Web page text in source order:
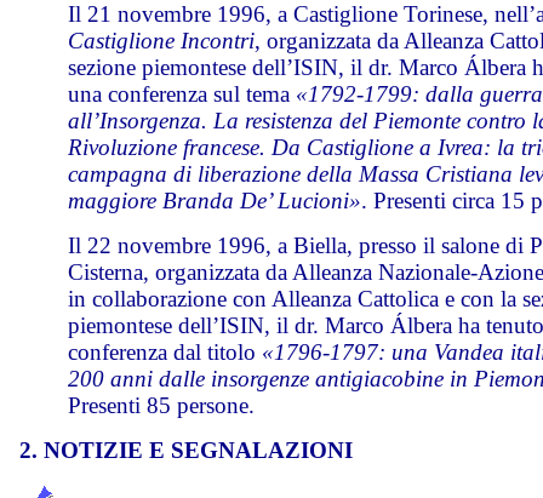
Il 21 novembre 1996, a Castiglione Torinese,
Castiglione Incontri, organizzata da Alleanza
sezione piemontese dell’ISIN, il dr. Marco Álbera
una conferenza sul tema «1792-1799: dalla guerra
all’Insorgenza. La resistenza del Piemonte contro
Rivoluzione francese. Da Castiglione a Ivrea: la
campagna di liberazione della Massa Cristiana
maggiore Branda De’ Lucioni». Presenti circa 15
Il 22 novembre 1996, a Biella, presso il salone di
Cisterna, organizzata da Alleanza Nazionale-
in collaborazione con Alleanza Cattolica e con la
piemontese dell’ISIN, il dr. Marco Álbera ha
conferenza dal titolo «1796-1797: una Vandea
200 anni dalle insorgenze antigiacobine in
Presenti 85 persone.
2. NOTIZIE E SEGNALAZIONI